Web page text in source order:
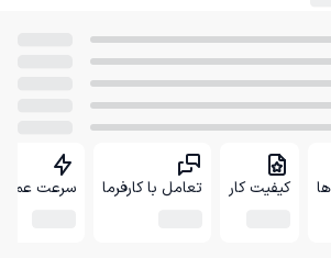
کیفیت کار تعامل با کارفرما سرعت عمل